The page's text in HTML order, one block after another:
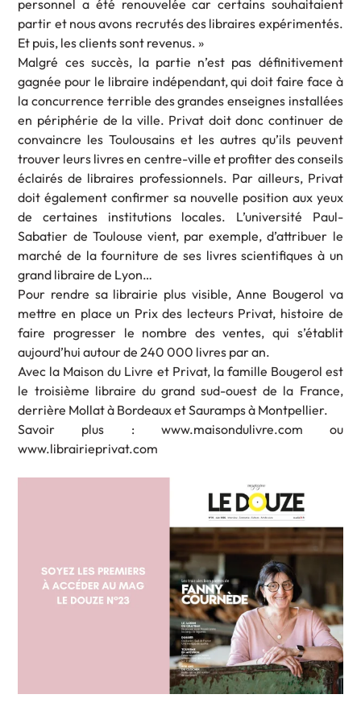
personnel a été renouvelée car certains souhaitaient
partir et nous avons recrutés des libraires expérimentés.
Et puis, les clients sont revenus. »
Malgré ces succès, la partie n’est pas définitivement
gagnée pour le libraire indépendant, qui doit faire face à
la concurrence terrible des grandes enseignes installées
en périphérie de la ville. Privat doit donc continuer de
convaincre les Toulousains et les autres qu’ils peuvent
trouver leurs livres en centre-ville et profiter des conseils
éclairés de libraires professionnels. Par ailleurs, Privat
doit également confirmer sa nouvelle position aux yeux
de certaines institutions locales. L’université Paul-
Sabatier de Toulouse vient, par exemple, d’attribuer le
marché de la fourniture de ses livres scientifiques à un
grand libraire de Lyon…
Pour rendre sa librairie plus visible, Anne Bougerol va
mettre en place un Prix des lecteurs Privat, histoire de
faire progresser le nombre des ventes, qui s’établit
aujourd’hui autour de 240 000 livres par an.
Avec la Maison du Livre et Privat, la famille Bougerol est
le troisième libraire du grand sud-ouest de la France,
derrière Mollat à Bordeaux et Sauramps à Montpellier.
Savoir plus : www.maisondulivre.com ou
www.librairieprivat.com